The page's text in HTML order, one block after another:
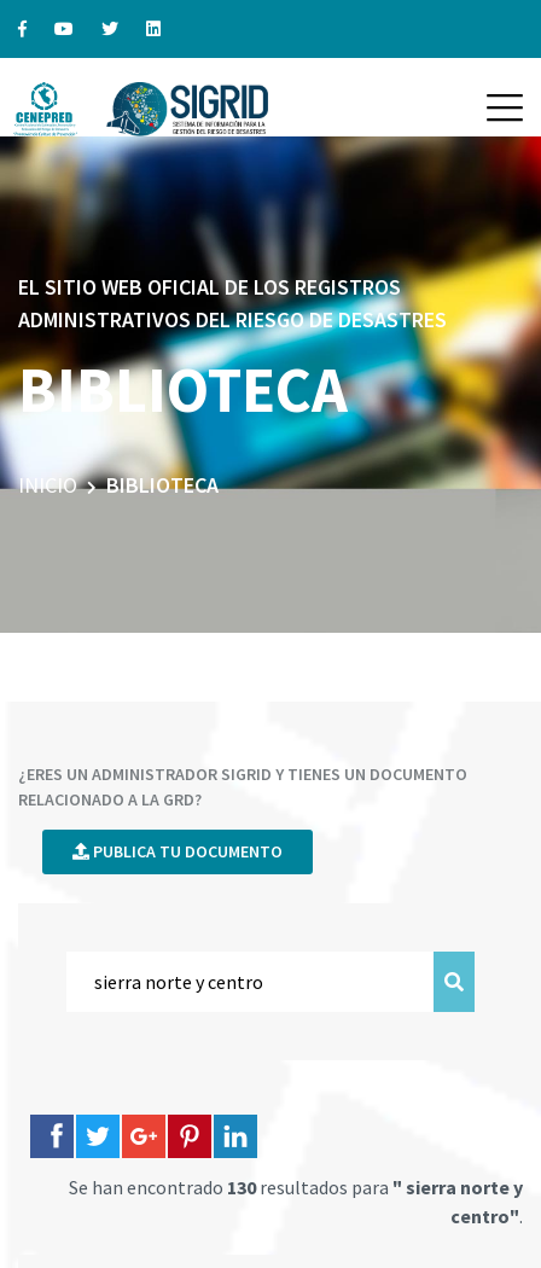
EL SITIO WEB OFICIAL DE LOS REGISTROS
ADMINISTRATIVOS DEL RIESGO DE DESASTRES
BIBLIOTECA
INICIO BIBLIOTECA
¿ERES UN ADMINISTRADOR SIGRID Y TIENES UN DOCUMENTO
RELACIONADO A LA GRD?
PUBLICA TU DOCUMENTO
Se han encontrado 130resultados para " sierra norte y
centro".